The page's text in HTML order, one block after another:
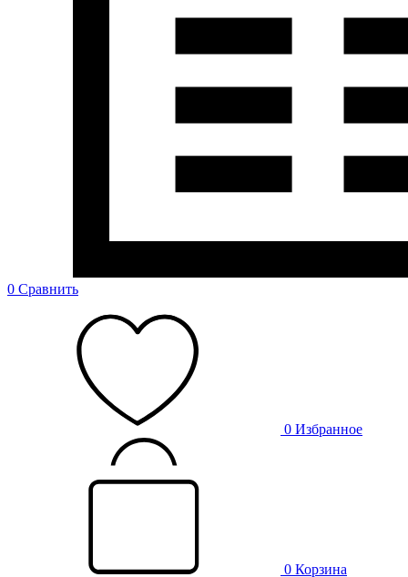
0 Сравнить
0 Избранное
0 Корзина